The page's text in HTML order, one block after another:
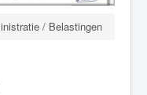
/ Belastingen